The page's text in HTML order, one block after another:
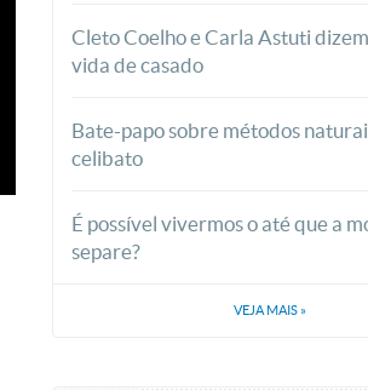
Cleto Coelho e Carla Astuti
vida de casado
Bate-papo sobre métodos
celibato
É possível vivermos o até que a
separe?
VEJA MAIS »